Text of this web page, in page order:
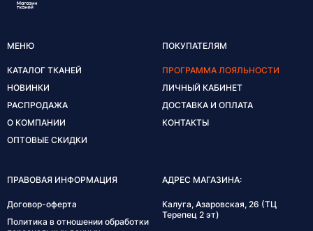
МЕНЮ
КАТАЛОГ ТКАНЕЙ
НОВИНКИ
РАСПРОДАЖА
О КОМПАНИИ
ОПТОВЫЕ СКИДКИ
ПОКУПАТЕЛЯМ
ПРОГРАММА ЛОЯЛЬНОСТИ
ЛИЧНЫЙ КАБИНЕТ
ДОСТАВКА И ОПЛАТА
КОНТАКТЫ
ПРАВОВАЯ ИНФОРМАЦИЯ
Договор-оферта
Политика в отношении обработки
АДРЕС МАГАЗИНА:
Калуга, Азаровская, 26 (ТЦ
Терепец 2 эт)